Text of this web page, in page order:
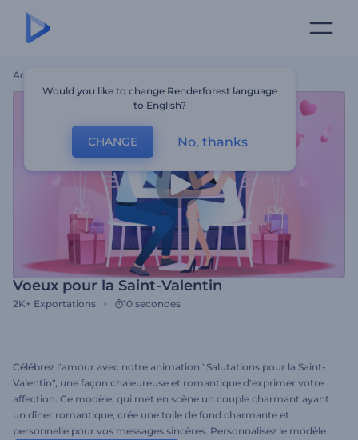
Accueil
Voeux pour la Saint-Valentin
2K+ Exportations 10 secondes
Célébrez l'amour avec notre animation "Salutations pour la Saint-
Valentin", une façon chaleureuse et romantique d'exprimer votre
affection. Ce modèle, qui met en scène un couple charmant ayant
un dîner romantique, crée une toile de fond charmante et
personnelle pour vos messages sincères. Personnalisez le modèle
Would you like to change Renderforest language
to English?
CHANGE No, thanks